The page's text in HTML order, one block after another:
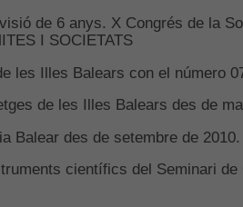
de 6 anys. X Congrés de la
I SOCIETATS
les Illes Balears con el número
de les Illes Balears des de
Balear des de setembre de
científics del Seminari